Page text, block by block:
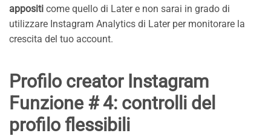
appositi come quello di Later e non sarai in grado di
utilizzare Instagram Analytics di Later per monitorare la
crescita del tuo account.
Profilo creator Instagram
Funzione # 4: controlli del
profilo flessibili